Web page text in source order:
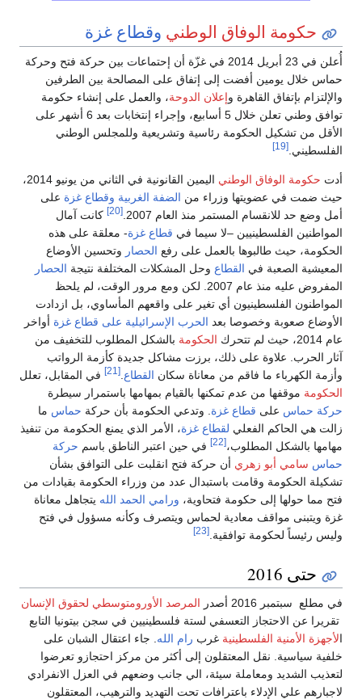
حكومة الوفاق الوطني وقطاع غزة
أُعلن في 23 أبريل 2014 في غزّة أن إحتماعات بين حركة فتح وحركة
حماس خلال يومين أفضت إلى إتفاق على المصالحة بين الطرفين
والإلتزام بإتفاق القاهرة وإعلان الدوحة، والعمل على إنشاء حكومة
توافق وطني تعلن خلال 5 أسابيع، وإجراء إنتخابات بعد 6 أشهر على
الأقل من تشكيل الحكومة رئاسية وتشريعية وللمجلس الوطني
الفلسطيني. [19]
أدت حكومة الوفاق الوطني
اليمين القانونية في الثاني من يونيو 2014،
حيث ضمت في عضويتها وزراء من الضفة الغربية وقطاع غزة على
أمل وضع حد للانقسام المستمر منذ العام 2007.
[20]
كانت آمال
المواطنين الفلسطينيين –لا سيما في قطاع غزة- معلقة على هذه
الحكومة، حيث طالبوها بالعمل على رفع الحصار وتحسين الأوضاع
المعيشية الصعبة في القطاع وحل المشكلات المختلفة نتيجة الحصار
المفروض عليه منذ عام 2007. لكن ومع مرور الوقت، لم يلحظ
المواطنون الفلسطينيون أي تغير على واقعهم المأساوي، بل ازدادت
الأوضاع صعوبة وخصوصا بعد الحرب الإسرائيلية على قطاع غزة أواخر
عام 2014، حيث لم تتحرك
الحكومة بالشكل المطلوب للتخفيف من
آثار الحرب. علاوة على ذلك، برزت مشاكل جديدة كأزمة الرواتب
وأزمة الكهرباء ما فاقم من معاناة سكان القطاع [21]
في المقابل، تعلل
الحكومة موقفها من عدم تمكنها بالقيام بمهامها باستمرار سيطرة
حركة حماس على قطاع غزة . وتدعي الحكومة بأن حركة حماس ما
زالت هي الحاكم الفعلي لقطاع غزة، الأمر الذي يمنع الحكومة من تنفيذ
مهامها بالشكل المطلوب،[22] في حين اعتبر الناطق باسم حركة
حماس سامي أبو زهري أن حركة فتح انقلبت على التوافق بشأن
تشكيلة الحكومة وقامت باستبدال عدد من وزراء الحكومة بقيادات من
فتح مما حولها إلى حكومة فتحاوية، ورامي الحمد الله يتجاهل معاناة
غزة ويتبنى مواقف معادية لحماس ويتصرف وكأنه مسؤول في فتح
وليس رئيساً لحكومة توافقية. [23]
حتى 2016
في مطلع سبتمبر 2016 أصدر
المرصد الأورومتوسطي لحقوق الإنسان
تقريرا عن الاحتجاز التعسفي لستة فلسطينيين في سجن بيتونيا التابع
الأجهزة الأمنية الفلسطينية غرب رام الله . جاء اعتقال الشبان على
خلفية سياسية. نقل المعتقلون إلى أكثر من مركز احتجازو تعرضوا
لتعذيب الشديد ومعاملة سيئة، الي جانب وضعهم في العزل الانفرادي
لاجبارهم علي الإدلاء باعترافات تحت التهديد والترهيب، المعتقلون